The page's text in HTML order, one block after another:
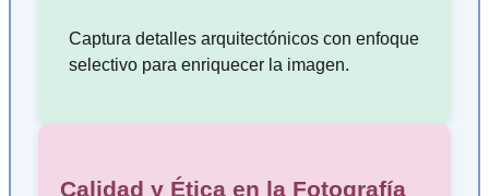
Captura detalles arquitectónicos con enfoque
selectivo para enriquecer la imagen.
Calidad y Ética en la Fotografía